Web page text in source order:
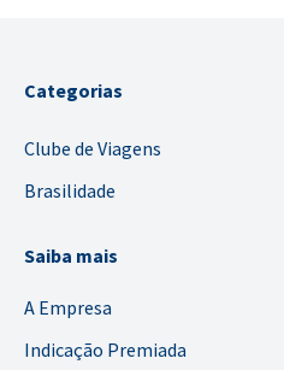
Categorias
Clube de Viagens
Brasilidade
Saiba mais
A Empresa
Indicação Premiada